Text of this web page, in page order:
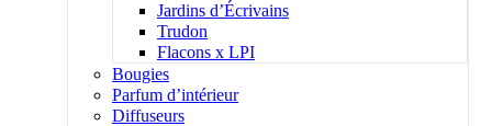
Jardins d’Écrivains
Trudon
Flacons x LPI
Bougies
Parfum d’intérieur
Diffuseurs